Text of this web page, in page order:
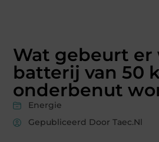
Wat gebeurt er
batterij van 50
onderbenut
Energie
Gepubliceerd Door Taec.nl